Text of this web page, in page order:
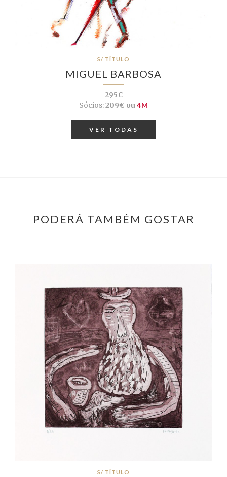
S/ TÍTULO
MIGUEL BARBOSA
295€
Sócios:209€ ou4M
VER TODAS
PODERÁ TAMBÉM GOSTAR
S/ TÍTULO